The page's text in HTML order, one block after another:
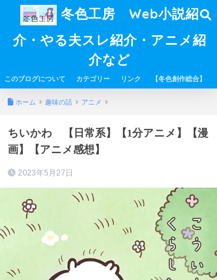
冬色工房 Web小説紹
介・やる夫スレ紹介・アニメ紹
介など
このブログについて カテゴリー リンク 【冬色創作総合】
ホーム 趣味の話 アニメ
ちいかわ 【日常系】【1分アニメ】【漫
画】【アニメ感想】
2023年5月27日